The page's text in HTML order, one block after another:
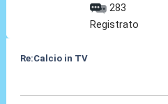
283
Registrato
Re:Calcio in TV